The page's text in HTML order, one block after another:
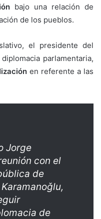
bajo una relación de
de los pueblos.
el presidente del
parlamentaria,
en referente a las
Jorge
con el
de
de